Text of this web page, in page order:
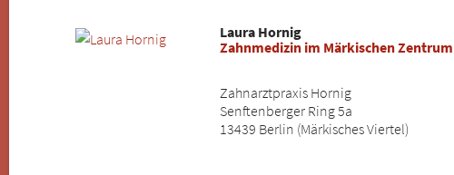
Laura Hornig
Zahnmedizin im Märkischen Zentrum
Zahnarztpraxis Hornig
Senftenberger Ring 5a
13439 Berlin (Märkisches Viertel)